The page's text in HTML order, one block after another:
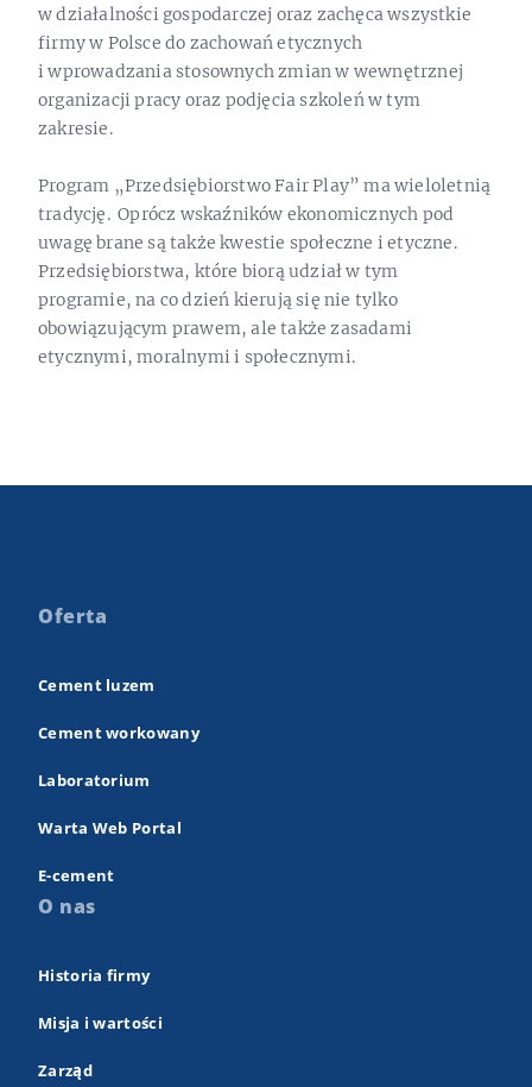
w działalności gospodarczej oraz zachęca wszystkie
firmy w Polsce do zachowań etycznych
i wprowadzania stosownych zmian w wewnętrznej
organizacji pracy oraz podjęcia szkoleń w tym
zakresie.
Program „Przedsiębiorstwo Fair Play” ma wieloletnią
tradycję. Oprócz wskaźników ekonomicznych pod
uwagę brane są także kwestie społeczne i etyczne.
Przedsiębiorstwa, które biorą udział w tym
programie, na co dzień kierują się nie tylko
obowiązującym prawem, ale także zasadami
etycznymi, moralnymi i społecznymi.
Oferta
Cement luzem
Cement workowany
Laboratorium
Warta Web Portal
E-cement
O nas
Historia firmy
Misja i wartości
Zarząd